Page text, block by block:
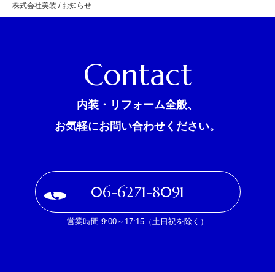
株式会社美装 / お知らせ
Contact
内装・リフォーム全般、
お気軽にお問い合わせください。
06-6271-8091
営業時間 9:00～17:15（土日祝を除く）